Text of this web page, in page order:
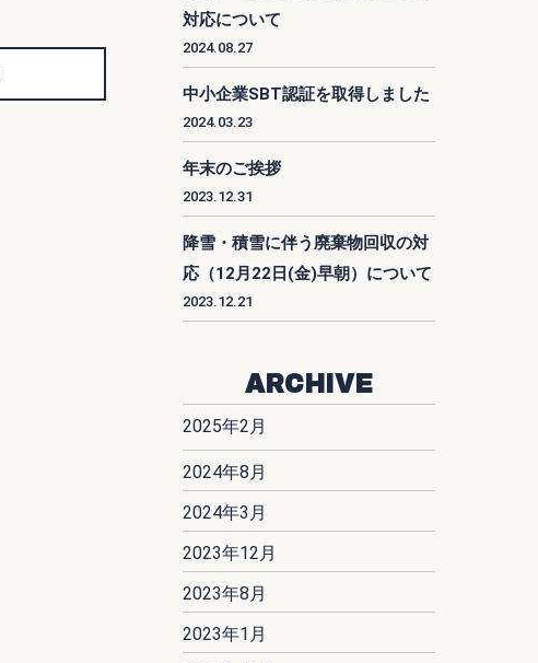
対応について
2024.08.27
中小企業SBT認証を取得しました
2024.03.23
年末のご挨拶
2023.12.31
降雪・積雪に伴う廃棄物回収の対
応（12月22日(金)早朝）について
2023.12.21
ARCHIVE
2025年2月
2024年8月
2024年3月
2023年12月
2023年8月
2023年1月